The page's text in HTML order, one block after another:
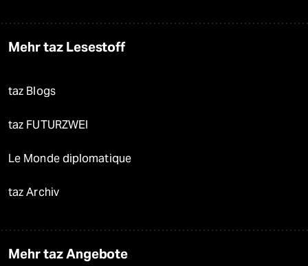
Mehr taz Lesestoff
taz Blogs
taz FUTURZWEI
Le Monde diplomatique
taz Archiv
Mehr taz Angebote